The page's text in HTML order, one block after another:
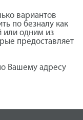
вариантов
по безналу как
или одним из
предоставляет
Вашему адресу